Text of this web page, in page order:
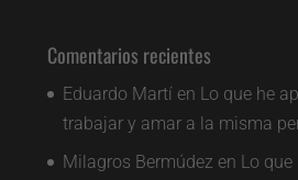
Comentarios recientes
Eduardo Martí en Lo que he
trabajar y amar a la misma
Milagros Bermúdez en Lo